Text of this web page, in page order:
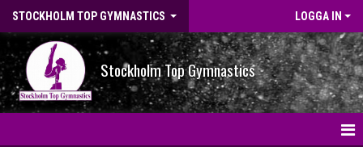
STOCKHOLM TOP GYMNASTICS LOGGA IN
Stockholm Top Gymnastics